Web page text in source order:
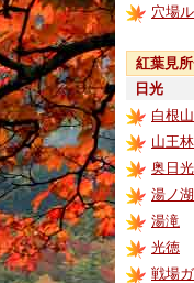
穴場
紅葉見
日光
白根山
山王
奥日
湯ノ湖
湯滝
光徳
戦場